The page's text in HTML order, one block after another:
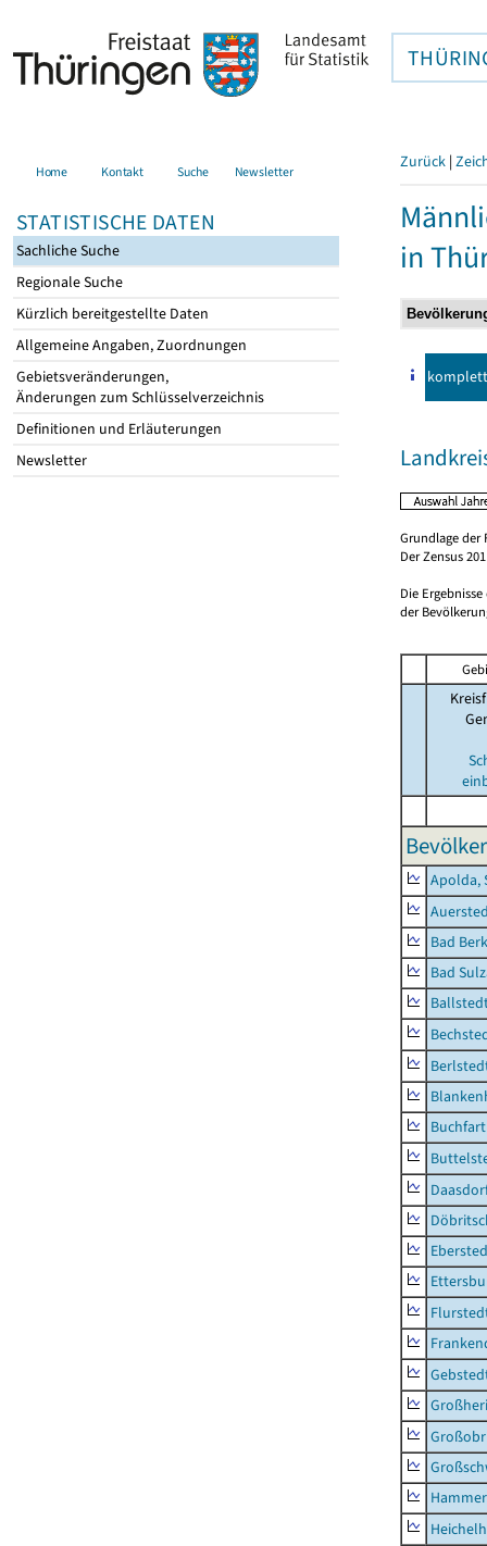
Home Kontakt Suche Newsletter
STATISTISCHE DATEN
Sachliche Suche
Regionale Suche
Kürzlich bereitgestellte Daten
Allgemeine Angaben, Zuordnungen
Gebietsveränderungen,
Änderungen zum Schlüsselverzeichnis
Definitionen und Erläuterungen
Newsletter
Zurück |
in
komplett
Grundlage der
Der Zensus
Die
der
Apolda,
Bad
Bad
Buchfart